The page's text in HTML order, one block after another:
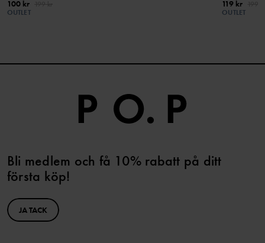
100 kr
OUTLET
119 kr
OUTLET
Bli medlem och få 10% rabatt på ditt
första köp!
JA TACK